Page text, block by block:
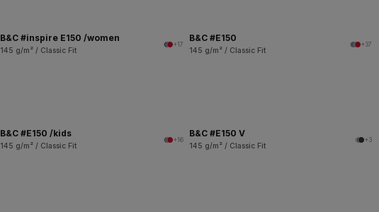
B&C #inspire E150 /women
145 g/m² / Classic Fit
+17
B&C #E150
145 g/m² / Classic Fit
+37
B&C #E150 /kids
145 g/m² / Classic Fit
+16
B&C #E150 V
145 g/m² / Classic Fit
+3